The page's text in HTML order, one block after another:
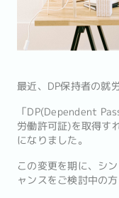
最近、DP保持者の就
「DP(Dependent
労働許可証)を取得す
になりました。
この変更を期に、シ
ャンスをご検討中の